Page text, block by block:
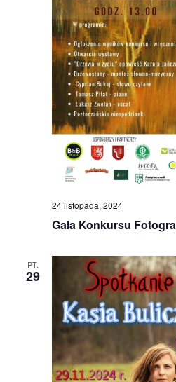
Gala Konkursu
24 listopada, 2024
PT.
29